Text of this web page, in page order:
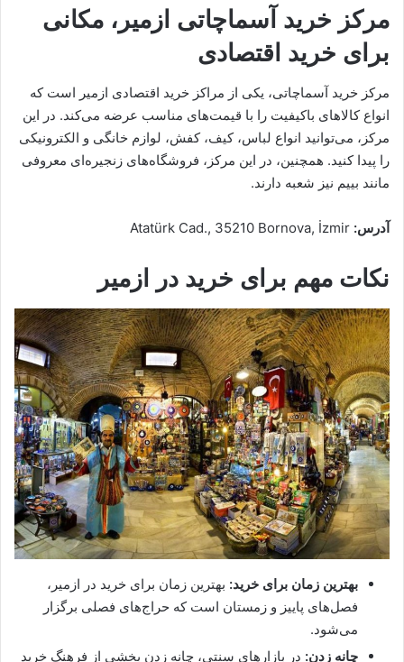
مرکز خرید آسماچاتی ازمیر، مکانی
برای خرید اقتصادی
مرکز خرید آسماچاتی، یکی از مراکز خرید اقتصادی ازمیر است که
انواع کالاهای باکیفیت را با قیمت‌های مناسب عرضه می‌کند. در این
مرکز، می‌توانید انواع لباس، کیف، کفش، لوازم خانگی و الکترونیکی
را پیدا کنید. همچنین، در این مرکز، فروشگاه‌های زنجیره‌ای معروفی
مانند بییم نیز شعبه دارند.
آدرس:
نکات مهم برای خرید در ازمیر
بهترین زمان برای خرید: بهترین زمان برای خرید در ازمیر،
فصل‌های پاییز و زمستان است که حراج‌های فصلی برگزار
می‌شود.
چانه زدن: در بازارهای سنتی، چانه زدن بخشی از فرهنگ خرید